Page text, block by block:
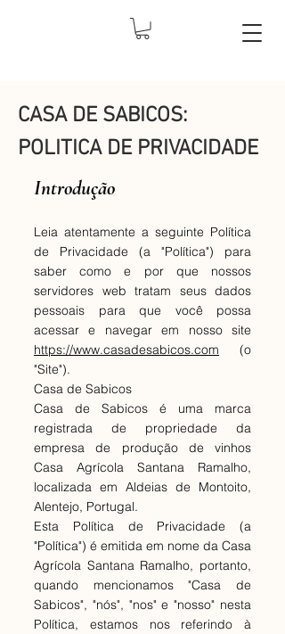
CASA DE SABICOS:
POLITICA DE PRIVACIDADE
Introdução
Leia atentamente a seguinte Política
de Privacidade (a "Política") para
saber como e por que nossos
servidores web tratam seus dados
pessoais para que você possa
acessar e navegar em nosso site
https://www.casadesabicos.com (o
"Site").
Casa de Sabicos
Casa de Sabicos é uma marca
registrada de propriedade da
empresa de produção de vinhos
Casa Agrícola Santana Ramalho,
localizada em Aldeias de Montoito,
Alentejo, Portugal.
Esta Política de Privacidade (a
"Política") é emitida em nome da Casa
Agrícola Santana Ramalho, portanto,
quando mencionamos "Casa de
Sabicos", "nós", "nos" e "nosso" nesta
Política, estamos nos referindo à